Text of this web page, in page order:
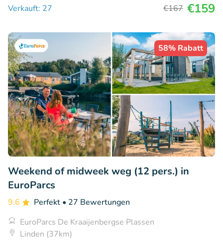
Verkauft: 27
€167 €159
58% Rabatt
Weekend of midweek weg (12 pers.) in
EuroParcs
9.6 Perfekt • 27 Bewertungen
EuroParcs De Kraaijenbergse Plassen
Linden (37km)